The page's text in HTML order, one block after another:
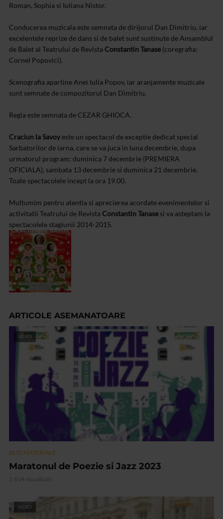
Roman, Sophia si Iuliana Nistor.
Conducerea muzicala este semnata de dirijorul Dan Dimitriu, iar
excelentele reprize de dans si de balet sunt sustinute de Ansamblul
de Balet al Teatrului de Revista Constantin Tanase (coregrafia:
Cornel Popovici).
Scenografia apartine Anei Iulia Popov, iar aranjamente muzicale
sunt semnate de compozitorul Dan Dimitriu.
Regia este semnata de CEZAR GHIOCA.
Craciun la Savoyeste un spectacol de exceptie dedicat special
Sarbatorilor de iarna, care se va juca in luna decembrie, dupa
urmatorul program: duminica 7 decembrie (PREMIERA
OFICIALA), sambata 13 decembrie si duminica 21 decembrie.
Toate spectacolele incept la ora 19.00.
Multumim pentru atentia si aprecierea acordate evenimentelor si
activitatii Teatrului de Revista Constantin Tanase si va asteptam la
spectacolele stagiunii 2014-2015.
ARTICOLE ASEMANATOARE
VIDEO
ALTE MATERIALE
Maratonul de Poezie si Jazz 2023
1.614 vizualizari
VIDEO